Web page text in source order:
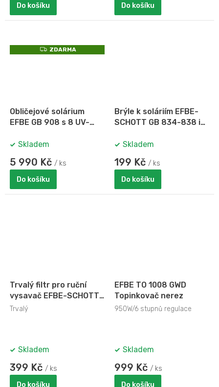
Do košíku Do košíku
Z
D
ZDARMA
Obličejové solárium
EFBE GB 908 s 8 UV-
Skladem
5 990 Kč / ks
Do košíku
Brýle k soláriím EFBE-
SCHOTT GB 834-838 i
Skladem
199 Kč / ks
Do košíku
Trvalý filtr pro ruční
vysavač EFBE-SCHOTT
HSS 1003 Stormy
Trvalý
Skladem
399 Kč / ks
Do košíku
EFBE TO 1008 GWD
Topinkovač nerez
950W/6 stupnů regulace
Skladem
999 Kč / ks
Do košíku